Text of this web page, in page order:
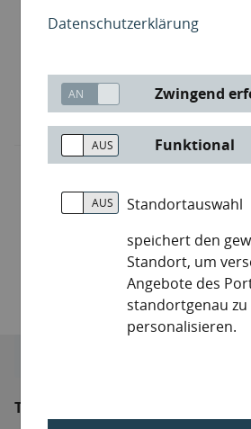
Karten
Metadaten
UVP
Filter
Datenschutzerklärung
Zwingend
Funktional
Standortauswahl
speichert den
Standort, um
Angebote des
standortgenau zu
personalisieren.
Themen